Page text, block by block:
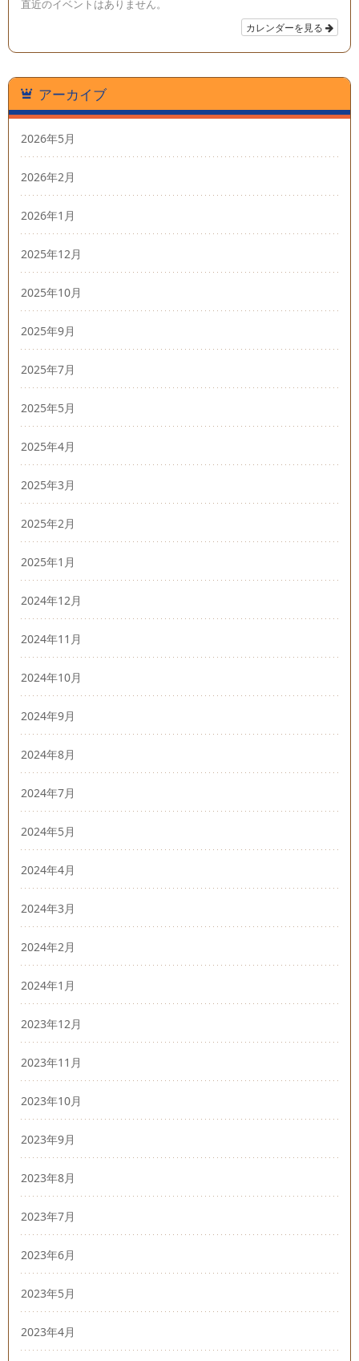
直近のイベントはありません。
カレンダーを見る
アーカイブ
2026年5月
2026年2月
2026年1月
2025年12月
2025年10月
2025年9月
2025年7月
2025年5月
2025年4月
2025年3月
2025年2月
2025年1月
2024年12月
2024年11月
2024年10月
2024年9月
2024年8月
2024年7月
2024年5月
2024年4月
2024年3月
2024年2月
2024年1月
2023年12月
2023年11月
2023年10月
2023年9月
2023年8月
2023年7月
2023年6月
2023年5月
2023年4月